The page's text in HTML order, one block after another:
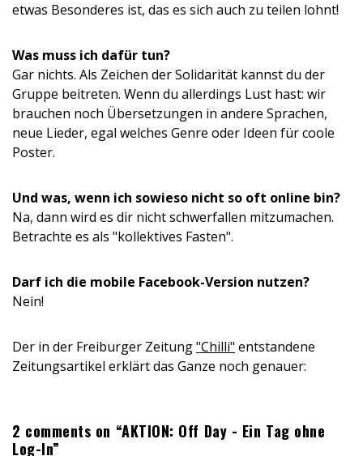
etwas Besonderes ist, das es sich auch zu teilen lohnt!
Was muss ich dafür tun?
Gar nichts. Als Zeichen der Solidarität kannst du der
Gruppe beitreten. Wenn du allerdings Lust hast: wir
brauchen noch Übersetzungen in andere Sprachen,
neue Lieder, egal welches Genre oder Ideen für coole
Poster.
Und was, wenn ich sowieso nicht so oft online bin?
Na, dann wird es dir nicht schwerfallen mitzumachen.
Betrachte es als "kollektives Fasten".
Darf ich die mobile Facebook-Version nutzen?
Nein!
Der in der Freiburger Zeitung"Chilli" entstandene
Zeitungsartikel erklärt das Ganze noch genauer:
2 comments on “AKTION: Off Day - Ein Tag ohne
Log-In”